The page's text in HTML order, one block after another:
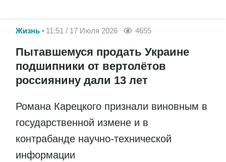
Жизнь 11:51 / 17 Июля 2026 4655
Пытавшемуся продать Украине
подшипники от вертолётов
россиянину дали 13 лет
Романа Карецкого признали виновным в
государственной измене и в
контрабанде научно-технической
информации